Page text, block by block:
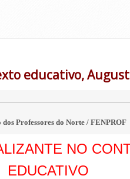
educativo,
dos Professores do Norte / FENPROF
NO
EDUCATIVO